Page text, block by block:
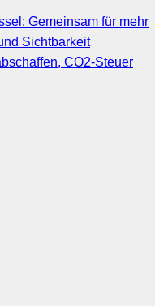
Gemeinsam für mehr
Sichtbarkeit
CO2-Steuer